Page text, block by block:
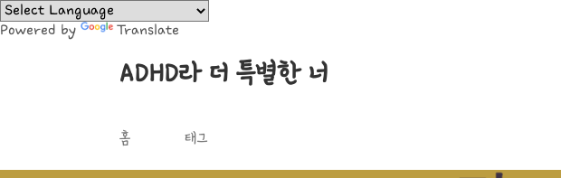
Powered by Translate
본문 바로가기
ADHD라 더 특별한 너
홈 태그